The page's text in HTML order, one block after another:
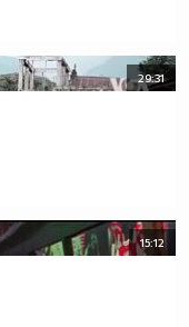
29:31
15:12